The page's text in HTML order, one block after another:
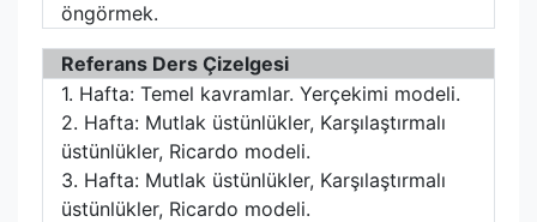
öngörmek.
Referans Ders Çizelgesi
1. Hafta: Temel kavramlar. Yerçekimi modeli.
2. Hafta: Mutlak üstünlükler, Karşılaştırmalı
üstünlükler, Ricardo modeli.
3. Hafta: Mutlak üstünlükler, Karşılaştırmalı
üstünlükler, Ricardo modeli.